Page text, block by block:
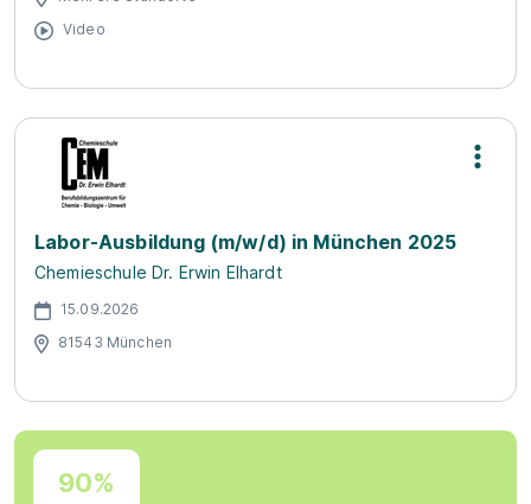
Video
Labor-Ausbildung (m/w/d) in München 2025
Chemieschule Dr. Erwin Elhardt
15.09.2026
81543 München
90%